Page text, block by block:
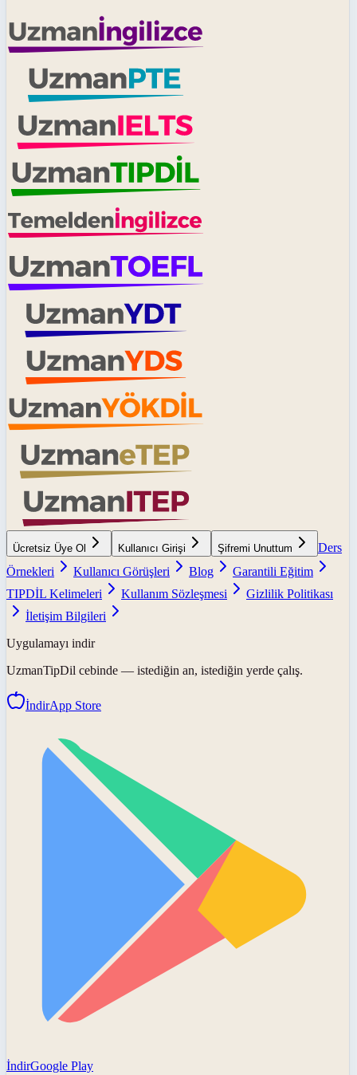
Ücretsiz Üye Ol Kullanıcı Girişi Şifremi Unuttum
Ders
Örnekleri
Kullanıcı Görüşleri Blog
Garantili Eğitim
TIPDİL Kelimeleri
Kullanım Sözleşmesi
Gizlilik Politikası
İletişim Bilgileri
Uygulamayı indir
UzmanTipDil cebinde — istediğin an, istediğin yerde çalış.
İndirApp Store
İndirGoogle Play